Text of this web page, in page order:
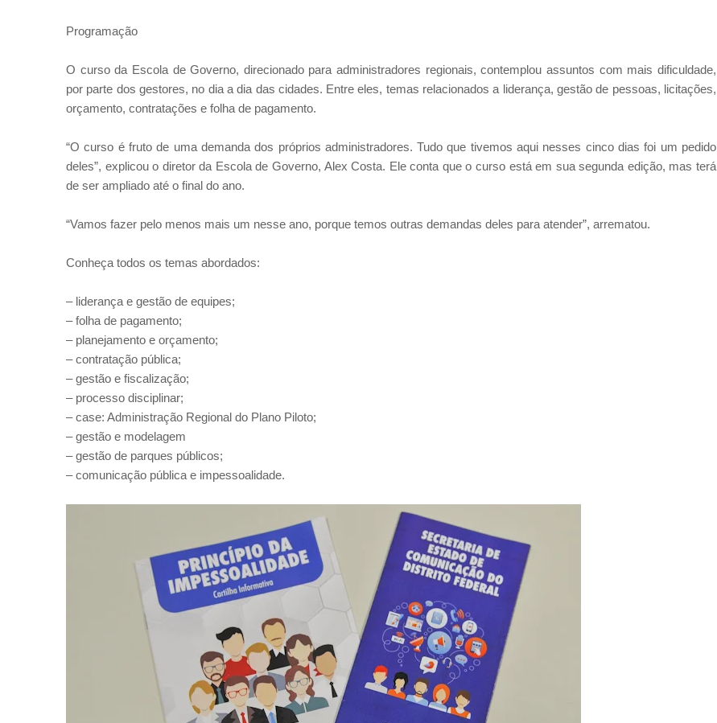
Programação
O curso da Escola de Governo, direcionado para administradores regionais, contemplou assuntos com mais dificuldade,
por parte dos gestores, no dia a dia das cidades. Entre eles, temas relacionados a liderança, gestão de pessoas, licitações,
orçamento, contratações e folha de pagamento.
“O curso é fruto de uma demanda dos próprios administradores. Tudo que tivemos aqui nesses cinco dias foi um pedido
deles”, explicou o diretor da Escola de Governo, Alex Costa. Ele conta que o curso está em sua segunda edição, mas terá
de ser ampliado até o final do ano.
“Vamos fazer pelo menos mais um nesse ano, porque temos outras demandas deles para atender”, arrematou.
Conheça todos os temas abordados:
– liderança e gestão de equipes;
– folha de pagamento;
– planejamento e orçamento;
– contratação pública;
– gestão e fiscalização;
– processo disciplinar;
– case: Administração Regional do Plano Piloto;
– gestão e modelagem
– gestão de parques públicos;
– comunicação pública e impessoalidade.